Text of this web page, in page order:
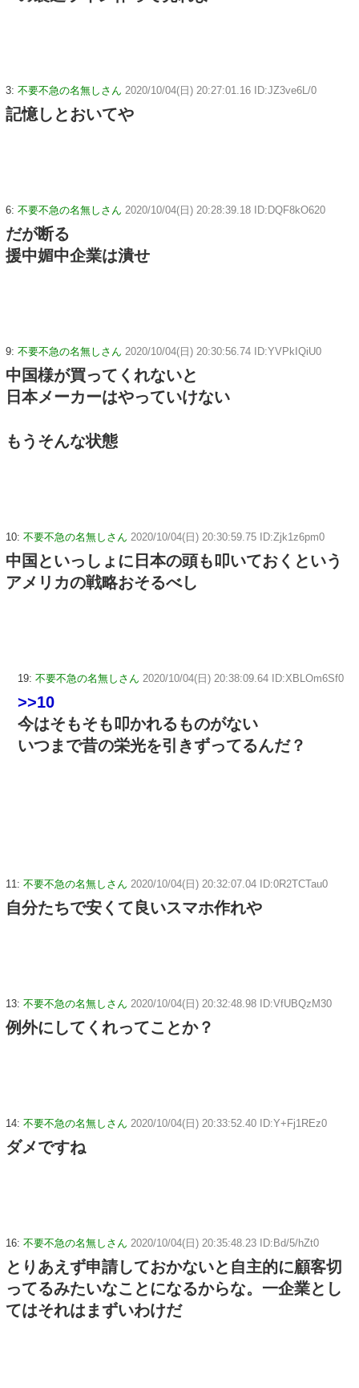
3: 不要不急の名無しさん 2020/10/04(日) 20:27:01.16 ID:JZ3ve6L/0
記憶しとおいてや
6: 不要不急の名無しさん 2020/10/04(日) 20:28:39.18 ID:DQF8kO620
だが断る
援中媚中企業は潰せ
9: 不要不急の名無しさん 2020/10/04(日) 20:30:56.74 ID:YVPkIQiU0
中国様が買ってくれないと
日本メーカーはやっていけない
もうそんな状態
10: 不要不急の名無しさん 2020/10/04(日) 20:30:59.75 ID:Zjk1z6pm0
中国といっしょに日本の頭も叩いておくという
アメリカの戦略おそるべし
19: 不要不急の名無しさん 2020/10/04(日) 20:38:09.64 ID:XBLOm6Sf0
>>10
今はそもそも叩かれるものがない
いつまで昔の栄光を引きずってるんだ？
11: 不要不急の名無しさん 2020/10/04(日) 20:32:07.04 ID:0R2TCTau0
自分たちで安くて良いスマホ作れや
13: 不要不急の名無しさん 2020/10/04(日) 20:32:48.98 ID:VfUBQzM30
例外にしてくれってことか？
14: 不要不急の名無しさん 2020/10/04(日) 20:33:52.40 ID:Y+Fj1REz0
ダメですね
16: 不要不急の名無しさん 2020/10/04(日) 20:35:48.23 ID:Bd/5/hZt0
とりあえず申請しておかないと自主的に顧客切
ってるみたいなことになるからな。一企業とし
てはそれはまずいわけだ